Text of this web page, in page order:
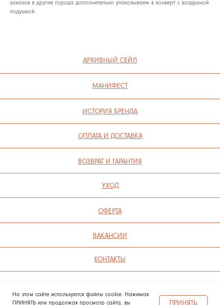
заказов в другие города дополнительно упаковываем в конверт с воздушной
подушкой.
ПОЛИТИКА КОНФИДЕНЦИАЛЬНОСТИ
ВАКАНСИИ Оферта
На этом сайте используются файлы cookie. Нажимая
ПРИНЯТЬ или продолжая просмотр сайта, вы
ПРИНЯТЬ